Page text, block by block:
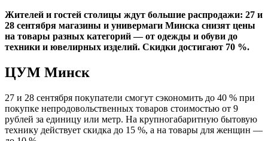
Жителей и гостей столицы ждут большие распродажи: 27 и
28 сентября магазины и универмаги Минска снизят цены
на товары разных категорий — от одежды и обуви до
техники и ювелирных изделий. Скидки достигают 70 %.
ЦУМ Минск
27 и 28 сентября покупатели смогут сэкономить до 40 % при
покупке непродовольственных товаров стоимостью от 9
рублей за единицу или метр. На крупногабаритную бытовую
технику действует скидка до 15 %, а на товары для женщин —